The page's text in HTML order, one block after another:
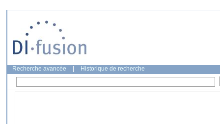
Recherche avancée Historique de recherche